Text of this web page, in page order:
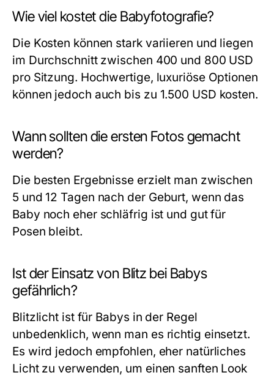
Wie viel kostet die Babyfotografie?
Die Kosten können stark variieren und liegen
im Durchschnitt zwischen 400 und 800 USD
pro Sitzung. Hochwertige, luxuriöse Optionen
können jedoch auch bis zu 1.500 USD kosten.
Wann sollten die ersten Fotos gemacht
werden?
Die besten Ergebnisse erzielt man zwischen
5 und 12 Tagen nach der Geburt, wenn das
Baby noch eher schläfrig ist und gut für
Posen bleibt.
Ist der Einsatz von Blitz bei Babys
gefährlich?
Blitzlicht ist für Babys in der Regel
unbedenklich, wenn man es richtig einsetzt.
Es wird jedoch empfohlen, eher natürliches
Licht zu verwenden, um einen sanften Look